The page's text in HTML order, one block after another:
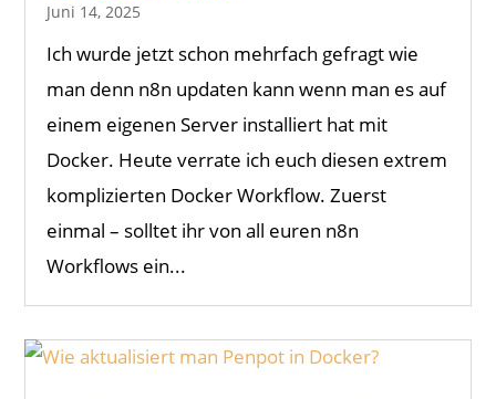
Juni 14, 2025
Ich wurde jetzt schon mehrfach gefragt wie
man denn n8n updaten kann wenn man es auf
einem eigenen Server installiert hat mit
Docker. Heute verrate ich euch diesen extrem
komplizierten Docker Workflow. Zuerst
einmal – solltet ihr von all euren n8n
Workflows ein...